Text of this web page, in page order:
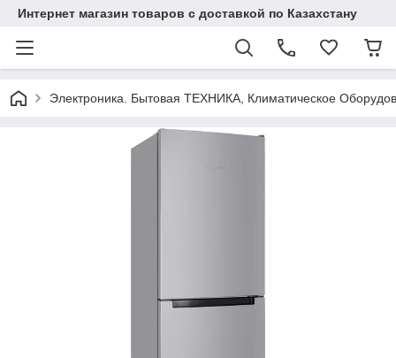
Интернет магазин товаров с доставкой по Казахстану
Электроника. Бытовая ТЕХНИКА, Климатическое